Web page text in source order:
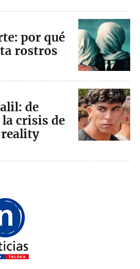
por qué
rostros
de
crisis de
reality